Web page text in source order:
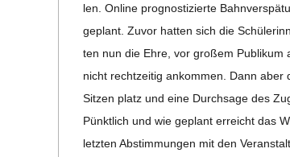
D
T
len. Online pro­gnos­ti­zierte
geplant. Zuvor hat­ten sich die
ten nun die Ehre, vor gro­ßem Publi­kum
nicht recht­zei­tig ankom­men. Dann
Sit­zen platz und eine Durch­sage des
Pünkt­lich und wie geplant erreicht das
letz­ten Abstim­mun­gen mit den